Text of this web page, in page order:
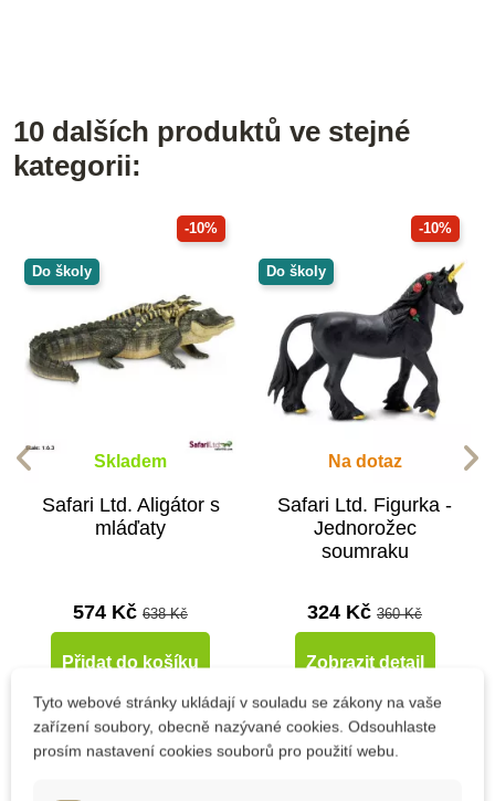
10 dalších produktů ve stejné
kategorii:
-10%
Do školy
Skladem
Safari Ltd. Aligátor s
mláďaty
574 Kč 638 Kč
Přidat do košíku
-10%
Do školy
Na dotaz
Safari Ltd. Figurka -
Jednorožec
soumraku
324 Kč 360 Kč
Zobrazit detail
-10%
-10%
-10%
-10%
Tyto webové stránky ukládají v souladu se zákony na vaše
zařízení soubory, obecně nazývané cookies. Odsouhlaste
prosím nastavení cookies souborů pro použití webu.